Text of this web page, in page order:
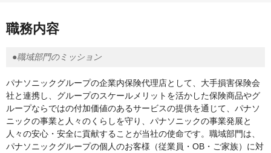
職務内容
●職域部門のミッション
パナソニックグループの企業内保険代理店として、大手損害保険会
社と連携し、グループのスケールメリットを活かした保険商品やグ
ループならではの付加価値のあるサービスの提供を通じて、パナソ
ニックの事業と人々のくらしを守り、パナソニックの事業発展と
人々の安心・安全に貢献することが当社の使命です。職域部門は、
パナソニックグループの個人のお客様（従業員・OB・ご家族）に対